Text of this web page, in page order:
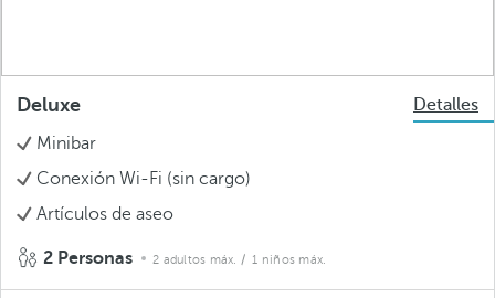
Deluxe
Detalles
Minibar
Conexión Wi-Fi (sin cargo)
Artículos de aseo
2 Personas 2 adultos máx. / 1 niños máx.